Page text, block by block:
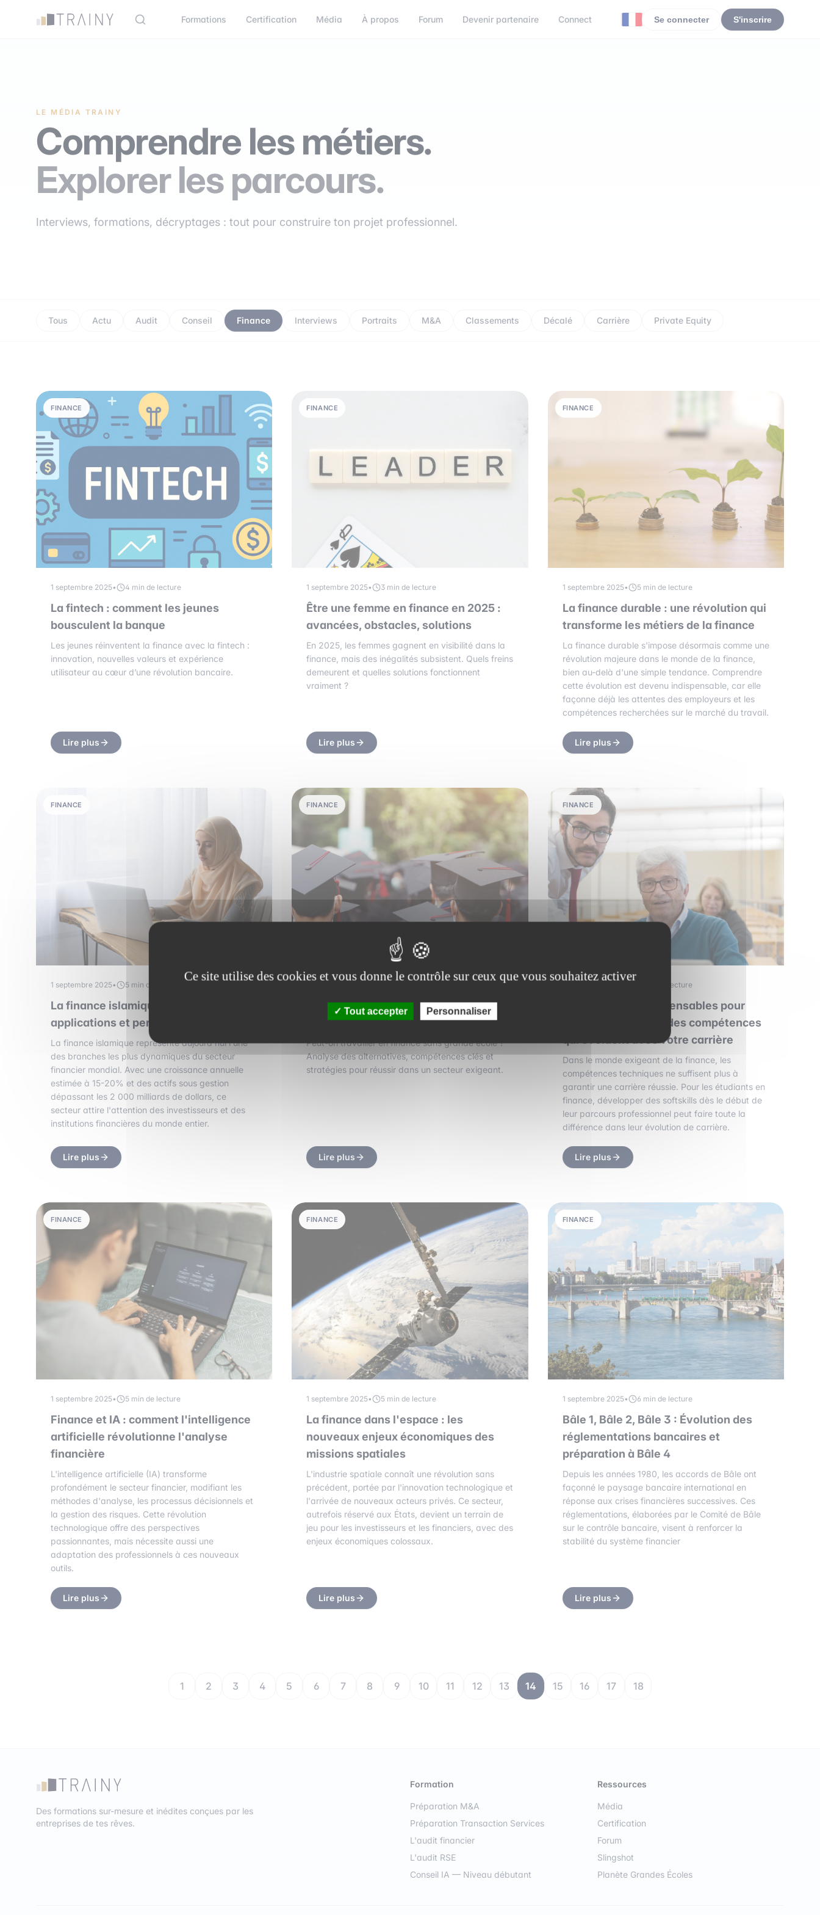
Formations Certification Média À propos Forum Devenir partenaire Connect Se connecter S'inscrire
LE MÉDIA TRAINY
Comprendre les métiers.
Explorer les parcours.
Interviews, formations, décryptages : tout pour construire ton projet professionnel.
Tous Actu Audit Conseil Finance Interviews Portraits M&A Classements Décalé Carrière Private Equity
FINANCE
1 septembre 2025• 4 min de lecture
La fintech : comment les jeunes
bousculent la banque
Les jeunes réinventent la finance avec la fintech :
innovation, nouvelles valeurs et expérience
utilisateur au cœur d’une révolution bancaire.
Lire plus
FINANCE
1 septembre 2025• 3 min de lecture
Être une femme en finance en 2025 :
avancées, obstacles, solutions
En 2025, les femmes gagnent en visibilité dans la
finance, mais des inégalités subsistent. Quels freins
demeurent et quelles solutions fonctionnent
vraiment ?
Lire plus
FINANCE
1 septembre 2025• 5 min de lecture
La finance durable : une révolution qui
transforme les métiers de la finance
La finance durable s'impose désormais comme une
révolution majeure dans le monde de la finance,
bien au-delà d'une simple tendance. Comprendre
cette évolution est devenu indispensable, car elle
façonne déjà les attentes des employeurs et les
compétences recherchées sur le marché du travail.
Lire plus
FINANCE
1 septembre 2025• 5 min de lecture
La finance islamique : principes,
applications et perspectives
La finance islamique représente aujourd'hui l'une
des branches les plus dynamiques du secteur
financier mondial. Avec une croissance annuelle
estimée à 15-20% et des actifs sous gestion
dépassant les 2 000 milliards de dollars, ce
secteur attire l'attention des investisseurs et des
institutions financières du monde entier.
Lire plus
FINANCE
Candidater en finance sans grande
école : mission impossible ?
Peut-on travailler en finance sans grande école ?
Analyse des alternatives, compétences clés et
stratégies pour réussir dans un secteur exigeant.
Lire plus
FINANCE
5 min de lecture
Les soft skills indispensables pour
réussir en finance : des compétences
qui évoluent avec votre carrière
Dans le monde exigeant de la finance, les
compétences techniques ne suffisent plus à
garantir une carrière réussie. Pour les étudiants en
finance, développer des softskills dès le début de
leur parcours professionnel peut faire toute la
différence dans leur évolution de carrière.
Lire plus
FINANCE
1 septembre 2025• 5 min de lecture
Finance et IA : comment l'intelligence
artificielle révolutionne l'analyse
financière
L'intelligence artificielle (IA) transforme
profondément le secteur financier, modifiant les
méthodes d'analyse, les processus décisionnels et
la gestion des risques. Cette révolution
technologique offre des perspectives
passionnantes, mais nécessite aussi une
adaptation des professionnels à ces nouveaux
outils.
Lire plus
FINANCE
1 septembre 2025• 5 min de lecture
La finance dans l'espace : les
nouveaux enjeux économiques des
missions spatiales
L'industrie spatiale connaît une révolution sans
précédent, portée par l'innovation technologique et
l'arrivée de nouveaux acteurs privés. Ce secteur,
autrefois réservé aux États, devient un terrain de
jeu pour les investisseurs et les financiers, avec des
enjeux économiques colossaux.
Lire plus
FINANCE
1 septembre 2025• 6 min de lecture
Bâle 1, Bâle 2, Bâle 3 : Évolution des
réglementations bancaires et
préparation à Bâle 4
Depuis les années 1980, les accords de Bâle ont
façonné le paysage bancaire international en
réponse aux crises financières successives. Ces
réglementations, élaborées par le Comité de Bâle
sur le contrôle bancaire, visent à renforcer la
stabilité du système financier
Lire plus
1 2 3 4 5 6 7 8 9 10 11 12 13 14 15 16 17 18
Des formations sur-mesure et inédites conçues par les
entreprises de tes rêves.
Formation
Préparation M&A
Préparation Transaction Services
L'audit financier
L'audit RSE
Conseil IA — Niveau débutant
Ressources
Média
Certification
Forum
Slingshot
Planète Grandes Écoles
Ce site utilise des cookies et vous donne le contrôle sur ceux que vous souhaitez activer
Tout accepter Personnaliser